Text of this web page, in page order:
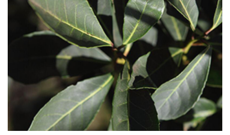
Yerba mate biologica: perché è meglio di quella